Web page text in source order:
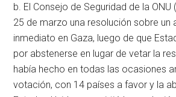
b. El Consejo de Seguridad de la ONU
25 de marzo una resolución sobre un
inmediato en Gaza, luego de que
por abstenerse en lugar de vetar la
había hecho en todas las ocasiones
votación, con 14 países a favor y la